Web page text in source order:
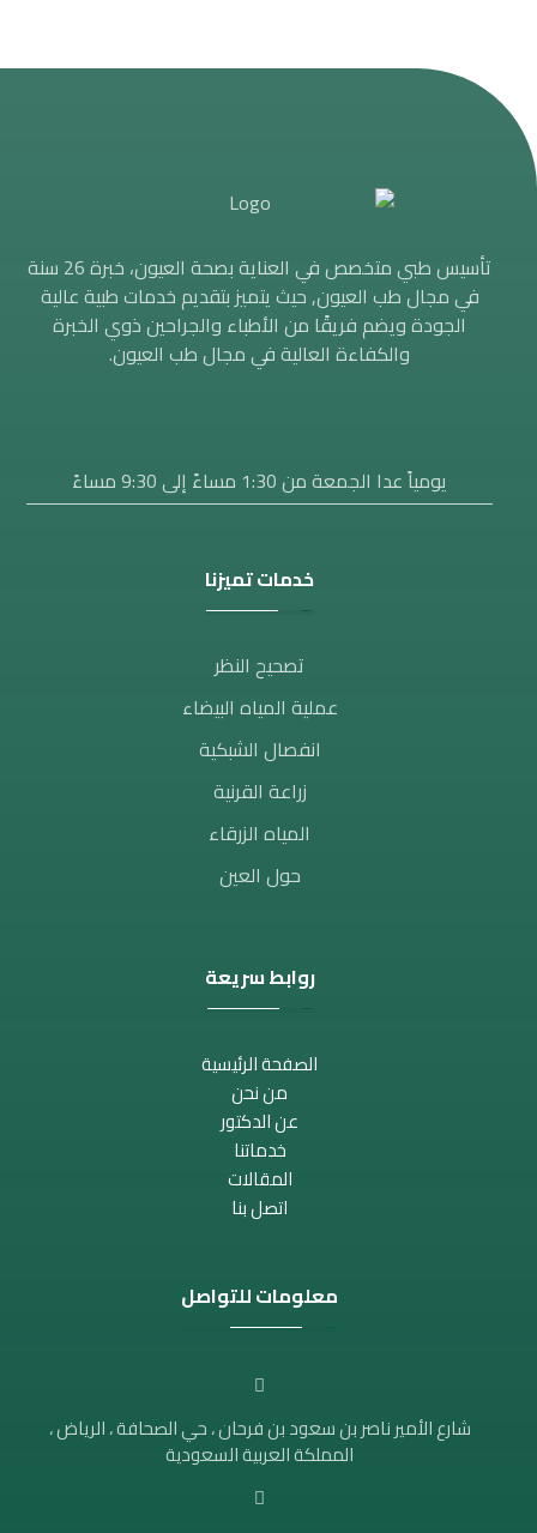
تأسيس طبي متخصص في العناية بصحة العيون، خبرة 26 سنة
في مجال طب العيون, حيث يتميز بتقديم خدمات طبية عالية
الجودة ويضم فريقًا من الأطباء والجراحين ذوي الخبرة
والكفاءة العالية في مجال طب العيون.
يومياً عدا الجمعة من 1:30 مساءََ إلى 9:30 مساءً
خدمات تميزنا
تصحيح النظر​
عملية المياه البيضاء
انفصال الشبكية
زراعة القرنية
المياه الزرقاء
حول العين
روابط سريعة
الصفحة الرئيسية
من نحن
عن الدكتور
خدماتنا
المقالات
اتصل بنا
معلومات للتواصل
شارع الأمير ناصر بن سعود بن فرحان ، حي الصحافة ، الرياض ،
المملكة العربية السعودية